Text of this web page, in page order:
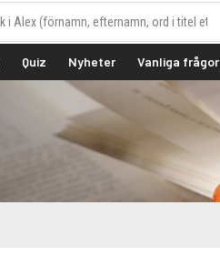
Quiz Nyheter Vanliga frågor